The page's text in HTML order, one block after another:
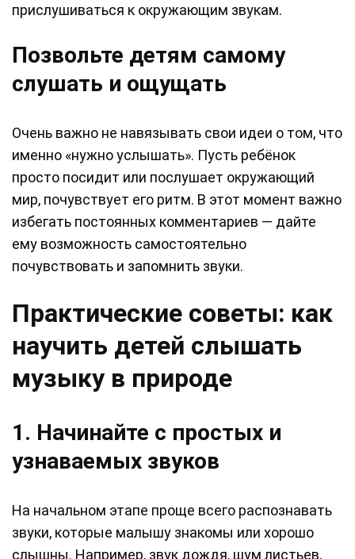
прислушиваться к окружающим звукам.
Позвольте детям самому
слушать и ощущать
Очень важно не навязывать свои идеи о том, что
именно «нужно услышать». Пусть ребёнок
просто посидит или послушает окружающий
мир, почувствует его ритм. В этот момент важно
избегать постоянных комментариев — дайте
ему возможность самостоятельно
почувствовать и запомнить звуки.
Практические советы: как
научить детей слышать
музыку в природе
1. Начинайте с простых и
узнаваемых звуков
На начальном этапе проще всего распознавать
звуки, которые малышу знакомы или хорошо
слышны. Например, звук дождя, шум листьев,